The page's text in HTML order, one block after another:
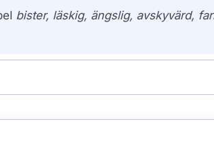
bister, läskig, ängslig, avskyvärd,